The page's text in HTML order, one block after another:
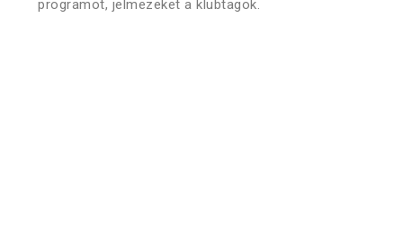
programot, jelmezeket a klubtagok.